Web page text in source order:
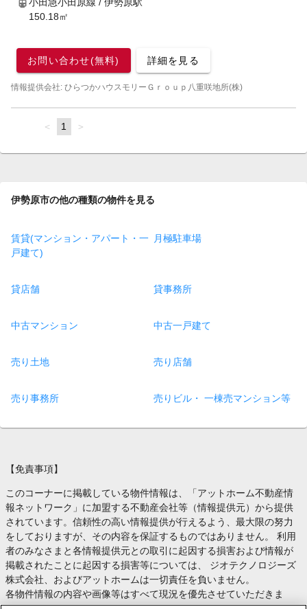
小田急小田原線 / 伊勢原駅
150.18㎡
お問い合わせ(無料) 詳細を見る
情報提供会社: ひらつかハウスモリーＧｒｏｕｐ八重咲地所(株)
page
You're
page
1 page
伊勢原市の他の種類の物件を見る
賃貸(マンション・アパート・一
戸建て)
月極駐車場
貸店舗 貸事務所
中古マンション 中古一戸建て
売り土地 売り店舗
売り事務所 売りビル・ 一棟売マンション等
【免責事項】
このコーナーに掲載している物件情報は、「アットホーム不動産情
報ネットワーク」に加盟する不動産会社等（情報提供元）から提供
されています。信頼性の高い情報提供が行えるよう、最大限の努力
をしておりますが、その内容を保証するものではありません。 利用
者のみなさまと各情報提供元との取引に起因する損害および情報が
掲載されたことに起因する損害等については、 ジオテクノロジーズ
株式会社、およびアットホームは一切責任を負いません。
各物件情報の内容や画像等はすべて現況を優先させていただきま